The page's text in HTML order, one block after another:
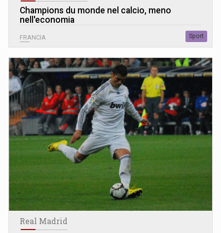
Champions du monde nel calcio, meno
nell'economia
FRANCIA Sport
Real Madrid